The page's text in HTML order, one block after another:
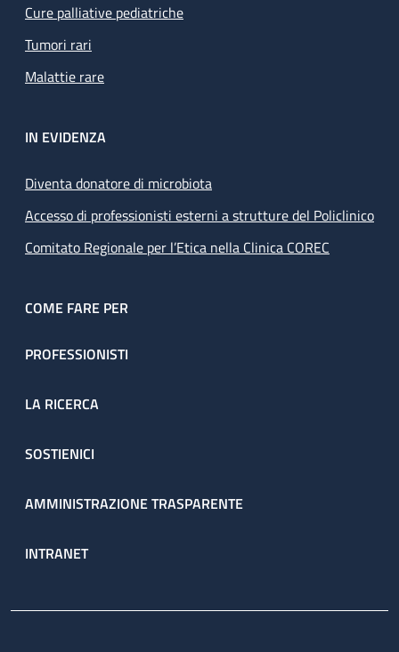
Cure palliative pediatriche
Tumori rari
Malattie rare
IN EVIDENZA
Diventa donatore di microbiota
Accesso di professionisti esterni a strutture del Policlinico
Comitato Regionale per l’Etica nella Clinica COREC
COME FARE PER
PROFESSIONISTI
LA RICERCA
SOSTIENICI
AMMINISTRAZIONE TRASPARENTE
INTRANET